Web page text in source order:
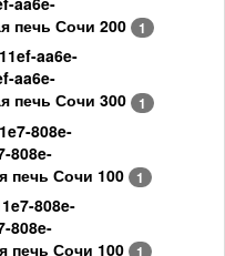
печь Сочи 200
1
aa6e-
aa6e-
печь Сочи 300
1
808e-
808e-
печь Сочи 100
1
808e-
808e-
печь Сочи 100
1